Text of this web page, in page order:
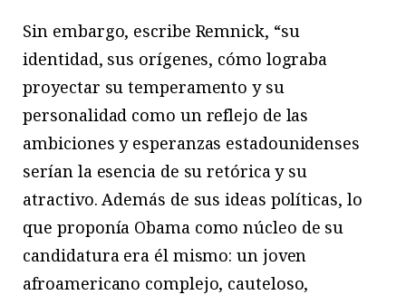
Sin embargo, escribe Remnick, “su
identidad, sus orígenes, cómo lograba
proyectar su temperamento y su
personalidad como un reflejo de las
ambiciones y esperanzas estadounidenses
serían la esencia de su retórica y su
atractivo. Además de sus ideas políticas, lo
que proponía Obama como núcleo de su
candidatura era él mismo: un joven
afroamericano complejo, cauteloso,